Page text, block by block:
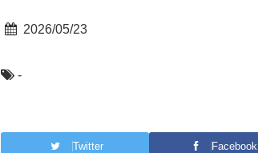
2026/05/23
-
Twitter Facebook